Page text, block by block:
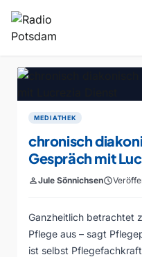
MEDIATHEK
chronisch
Gespräch mit
personJule Sönnichsenschedule
Ganzheitlich betrachtet
Pflege aus – sagt
ist selbst